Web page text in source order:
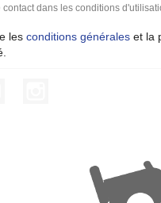
dans les conditions
les conditions générales et la